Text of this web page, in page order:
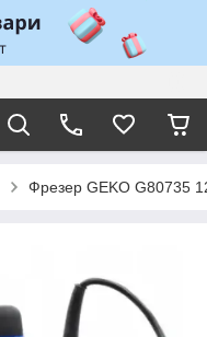
Фрезер GEKO G80735